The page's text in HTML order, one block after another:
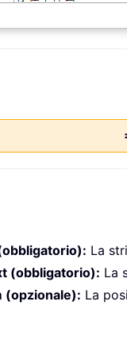
La
(obbligatorio): La
(opzionale): La